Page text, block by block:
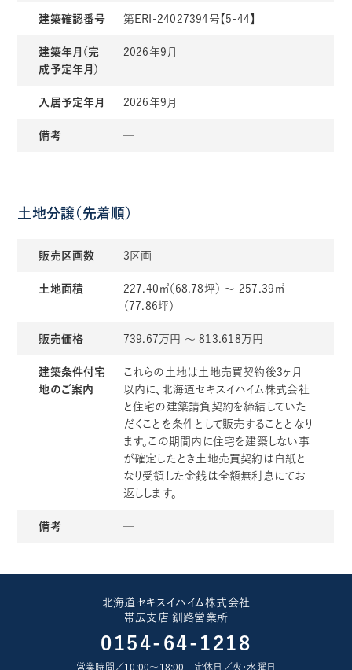
建築確認番号 第ERI-24027394号【5-44】
建築年月（完
成予定年月）
2026年9月
入居予定年月 2026年9月
備考 ─
土地分譲（先着順）
販売区画数 3区画
土地面積
227.40㎡（68.78坪） ～ 257.39㎡
（77.86坪）
販売価格 739.67万円 ～ 813.618万円
建築条件付宅
地のご案内
これらの土地は土地売買契約後3ヶ月
以内に、北海道セキスイハイム株式会社
と住宅の建築請負契約を締結していた
だくことを条件として販売することとなり
ます。この期間内に住宅を建築しない事
が確定したとき土地売買契約は白紙と
なり受領した金銭は全額無利息にてお
返しします。
備考 ─
北海道セキスイハイム株式会社
帯広支店 釧路営業所
0154-64-1218
営業時間／10:00〜18:00 定休日／火･水曜日